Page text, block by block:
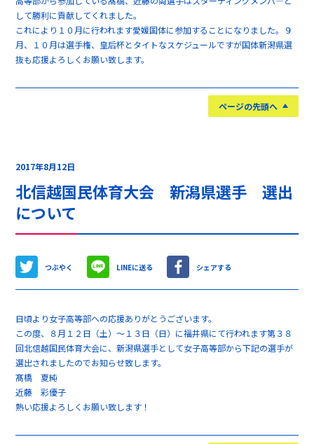
して勝利に貢献してくれました。
これにより１０月に行われます愛媛国体に参加することになりました。９
月、１０月は選手権、皇后杯とタイトなスケジュールですが国体新潟県選
抜も応援よろしくお願い致します。
ページの先頭へ
2017年8月12日
北信越国民体育大会 新潟県選手 選出
について
つぶやく LINEに送る シェアする
日頃より女子高等部への応援ありがとうございます。
この度、８月１２日（土）～１３日（日）に福井県にて行われます第３８
回北信越国民体育大会に、新潟県選手として女子高等部から下記の選手が
選出されましたのでお知らせ致します。
髙橋 夏純
近藤 彩優子
熱い応援よろしくお願い致します！